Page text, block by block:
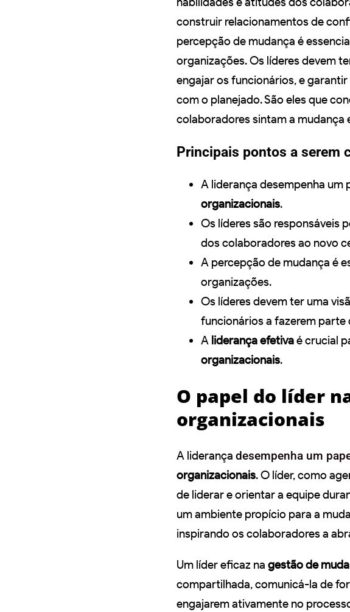
construir relacionamentos de
percepção de mudança é
organizações. Os líderes devem
engajar os funcionários, e
com o planejado. São eles que
colaboradores sintam a mudança
Principais pontos a serem
A liderança desempenha um
organizacionais.
Os líderes são responsáveis
dos colaboradores ao novo
A percepção de mudança é
organizações.
Os líderes devem ter uma
funcionários a fazerem
A liderança efetivaé crucial
organizacionais.
O papel do líder
organizacionais
A liderança desempenha um
organizacionais. O líder, como
de liderar e orientar a equipe
um ambiente propício para a
inspirando os colaboradores a
Um líder eficaz na gestão de
compartilhada, comunicá-la de
engajarem ativamente no